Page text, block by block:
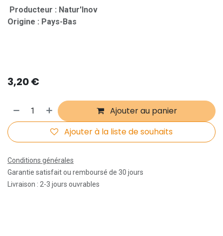
Producteur : Natur'Inov
Origine : Pays-Bas
3,20€
Ajouter au panier
Ajouter à la liste de souhaits
Conditions générales
Garantie satisfait ou remboursé de 30 jours
Livraison : 2-3 jours ouvrables